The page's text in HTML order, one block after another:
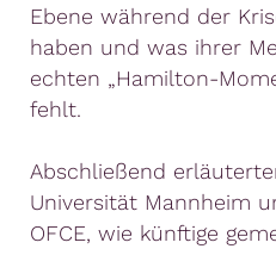
Ebene während der
haben und was ihrer
echten „Hamilton-
fehlt.
Abschließend
Universität Mannheim
OFCE, wie künftige